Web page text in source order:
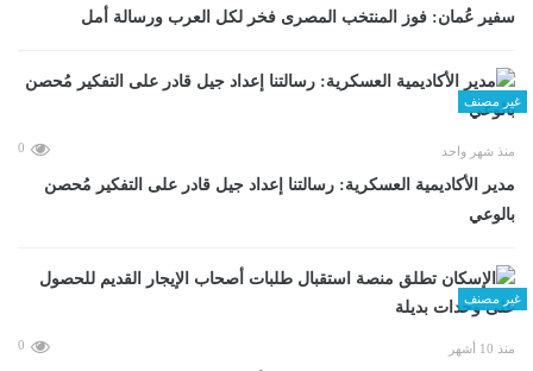
سفير عُمان: فوز المنتخب المصرى فخر لكل العرب ورسالة أمل
غير مصنف
منذ شهر واحد 0
مدير الأكاديمية العسكرية: رسالتنا إعداد جيل قادر على التفكير مُحصن
بالوعي
غير مصنف
منذ 10 أشهر 0